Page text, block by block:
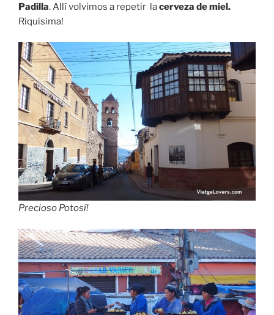
Padilla. Allí volvimos a repetir lacerveza de miel.
Riquísima!
Precioso Potosí!